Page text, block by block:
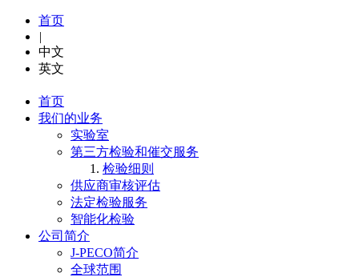
首页
|
中文
英文
首页
我们的业务
实验室
第三方检验和催交服务
检验细则
供应商审核评估
法定检验服务
智能化检验
公司简介
J-PECO简介
全球范围